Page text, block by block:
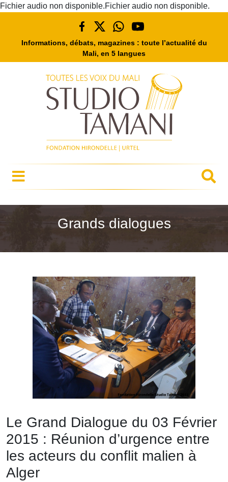
Fichier audio non disponible.Fichier audio non disponible.
Informations, débats, magazines : toute l’actualité du
Mali, en 5 langues
Grands dialogues
Le Grand Dialogue du 03 Février
2015 : Réunion d’urgence entre
les acteurs du conflit malien à
Alger